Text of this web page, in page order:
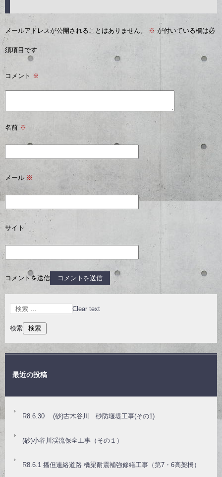
メールアドレスが公開されることはありません。 ※が付いている欄は必
須項目です
コメント ※
名前 ※
メール※
サイト
コメントを送信
Clear text
検索
最近の投稿
R8.6.30 (砂)古木谷川 砂防堰堤工事(その1)
(砂)小谷川渓流保全工事（その１）
R8.6.1 播但連絡道路 橋梁耐震補強修繕工事（第7・6高架橋）